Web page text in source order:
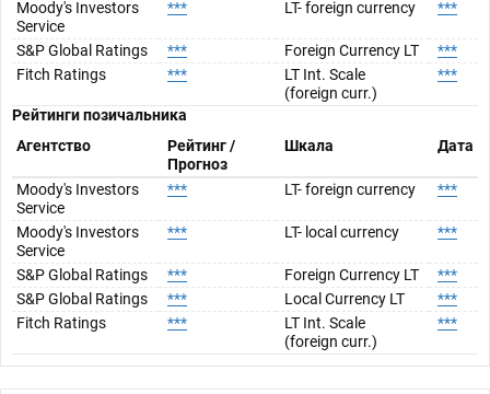
Moody's Investors
Service
*** LT- foreign currency ***
S&P Global Ratings *** Foreign Currency LT
***
Fitch Ratings
***
LT Int. Scale
(foreign curr.)
***
Рейтинги позичальника
Агентство
Рейтинг /
Прогноз
Шкала Дата
Moody's Investors
Service
*** LT- foreign currency ***
Moody's Investors
Service
*** LT- local currency ***
S&P Global Ratings *** Foreign Currency LT
***
S&P Global Ratings
*** Local Currency LT
***
Fitch Ratings
***
LT Int. Scale
(foreign curr.)
***